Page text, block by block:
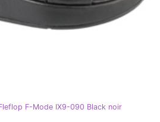
F-Mode IX9-090 Black noir